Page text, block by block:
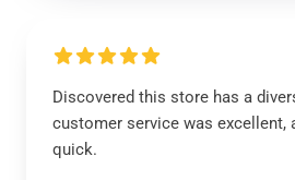
Discovered this store has a
customer service was excellent,
quick.